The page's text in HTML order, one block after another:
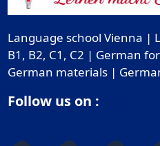
Language school Vienna |
B1, B2, C1, C2 | German
German materials |
Follow us on :